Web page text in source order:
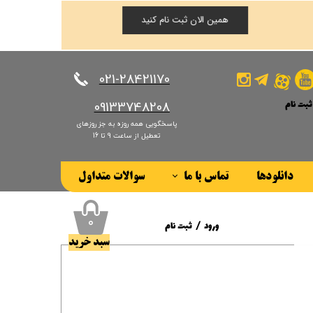
​​​​​​​021-28421170
​​​​​​​09133748208
پاسخگویی همه روزه به جز روزهای
تعطیل از ساعت 9 تا 16
دانلودها تماس با ما سوالات متداول
ثبت نام
من
واژه
همین الان ثبت نام کنید
۰
سبد خرید
ورود / ثبت نام
حساب کاربری من